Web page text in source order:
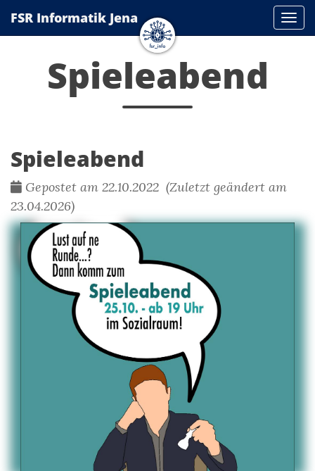
FSR Informatik Jena
Spieleabend
Spieleabend
Gepostet am 22.10.2022 (Zuletzt geändert am
23.04.2026)